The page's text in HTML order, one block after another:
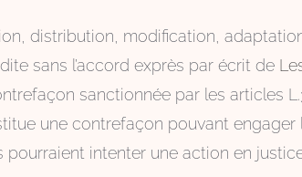
distribution, modification,
sans l’accord exprès par écrit de
sanctionnée par les articles
une contrefaçon pouvant
pourraient intenter une action en